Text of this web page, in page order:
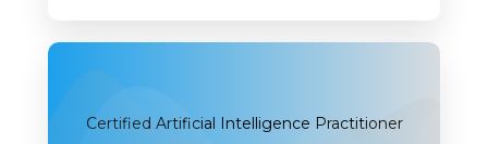
Certified Artificial Intelligence Practitioner